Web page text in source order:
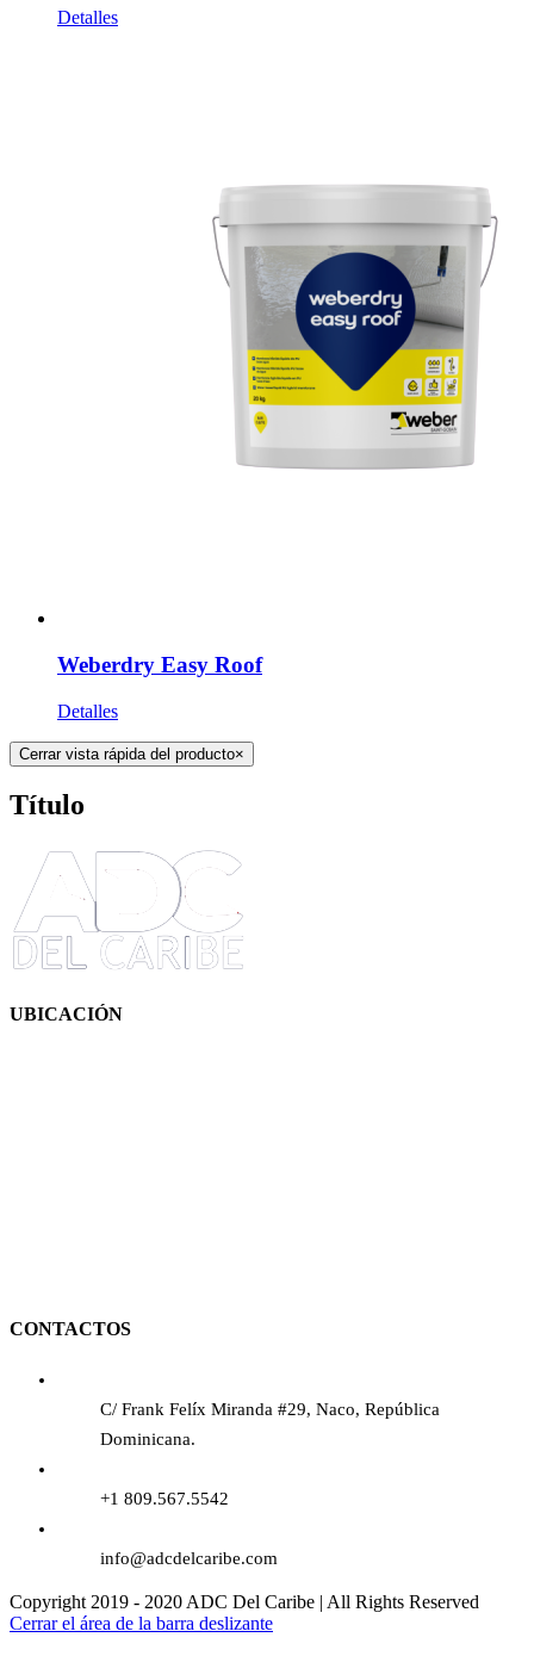
Detalles
Weberdry Easy Roof
Detalles
Cerrar vista rápida del producto×
Título
UBICACIÓN
CONTACTOS
C/ Frank Felíx Miranda #29, Naco, República
Dominicana.
+1 809.567.5542
info@adcdelcaribe.com
Copyright 2019 - 2020 ADC Del Caribe | All Rights Reserved
Cerrar el área de la barra deslizante